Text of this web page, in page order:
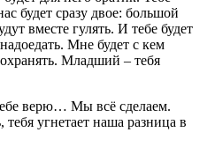
будет сразу двое: большой
вместе гулять. И тебе будет
Мне будет с кем
Младший – тебя
верю… Мы всё сделаем.
угнетает наша разница в